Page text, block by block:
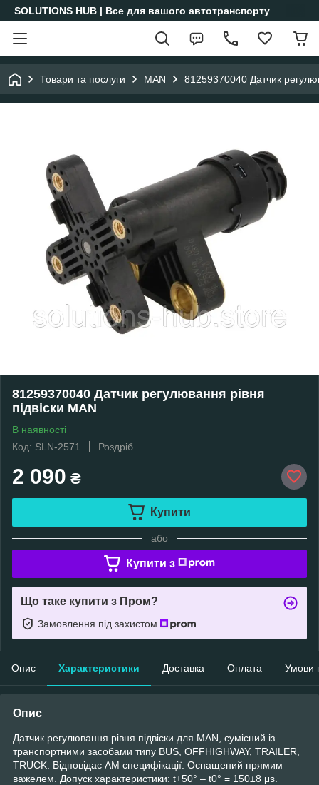
SOLUTIONS HUB | Все для вашого автотранспорту
Товари та послуги MAN 81259370040 Датчик
81259370040 Датчик регулювання рівня
підвіски MAN
В наявності
Код: SLN-2571
Роздріб
2 090 ₴
Купити
або
Купити з
Що таке купити з Пром?
Замовлення під захистом
Опис Характеристики Доставка Оплата Умови
Опис
Датчик регулювання рівня підвіски для MAN, сумісний із
транспортними засобами типу BUS, OFFHIGHWAY, TRAILER,
TRUCK. Відповідає AM специфікації. Оснащений прямим
важелем. Допуск характеристики: t+50° – t0° = 150±8 μs.